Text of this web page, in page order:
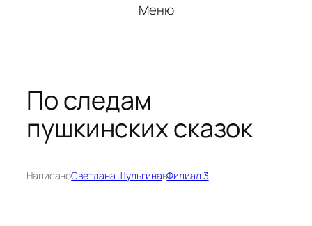
Меню
По следам
пушкинских сказок
НаписаноСветлана ШульгинавФилиал 3